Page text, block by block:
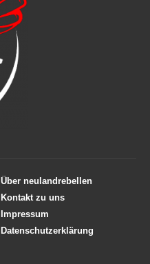
Über neulandrebellen
Kontakt zu uns
Impressum
Datenschutzerklärung